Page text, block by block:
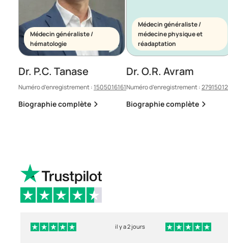
Médecin généraliste /
hématologie
Dr. P.C. Tanase
Numéro d’enregistrement :1505016161
Biographie complète
Médecin généraliste /
médecine physique et
réadaptation
Dr. O.R. Avram
Numéro d’enregistrement :
Biographie complète
il y a 2 jours